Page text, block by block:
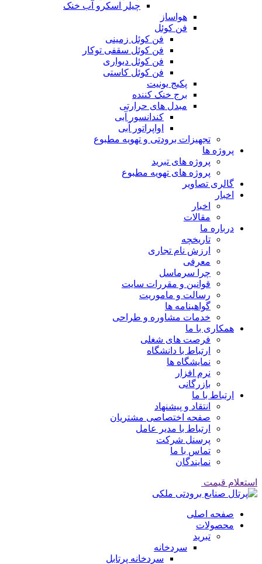
چیلر اسکرو آب خنک
هواساز
فن کوئل
فن کوئل زمینی
فن کوئل سقفی توکار
فن کوئل دیواری
فن کوئل کاستی
پکیج یونیت
برج خنک کننده
مبدل های حرارتی
کندانسور آبی
اواپراتور آبی
تجهیزات برودتی و تهویه مطبوع
پروژه ها
پروژه های تبرید
پروژه های تهویه مطبوع
گالری تصاویر
اخبار
اخبار
مقالات
درباره ما
تاریخچه
ارزش نام تجاری
معرفی
چرا سرماسل
قوانین و مقررات سایت
رسالت و ماموریت
گواهینامه ها
خدمات مشاوره و طراحی
همکاری با ما
فرصت های شغلی
ارتباط با دانشگاه
نمایشگاه ها
نرم افزار
بازرگانی
ارتباط با ما
انتقاد و پیشنهاد
صفحه اختصاصی مشتریان
ارتباط با مدیر عامل
پرسنل شرکت
تماس با ما
نمایندگان
استعلام قیمت
صفحه اصلی
محصولات
تبرید
سردخانه
سردخانه پرتابل